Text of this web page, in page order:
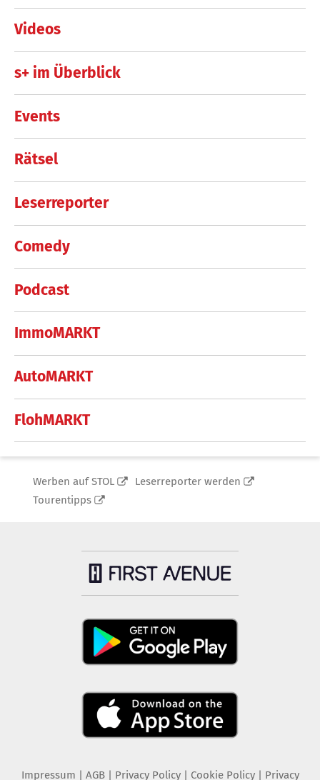
Videos
s+ im Überblick
Events
Rätsel
Leserreporter
Comedy
Podcast
ImmoMARKT
AutoMARKT
FlohMARKT
Werben auf STOL
Leserreporter werden
Tourentipps
Impressum AGB Privacy Policy| Cookie Policy| Privacy